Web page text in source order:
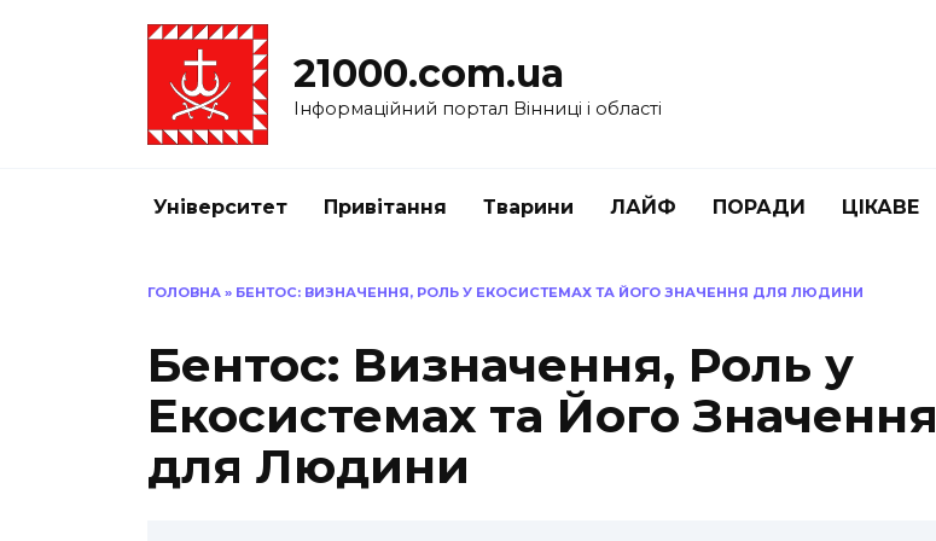
21000.com.ua
Інформаційний портал Вінниці і області
Університет Привітання Тварини ЛАЙФ ПОРАДИ ЦІКАВЕ
ГОЛОВНА » БЕНТОС: ВИЗНАЧЕННЯ, РОЛЬ У ЕКОСИСТЕМАХ ТА ЙОГО ЗНАЧЕННЯ ДЛЯ ЛЮДИНИ
Бентос: Визначення, Роль у
Екосистемах та Його Значення
для Людини